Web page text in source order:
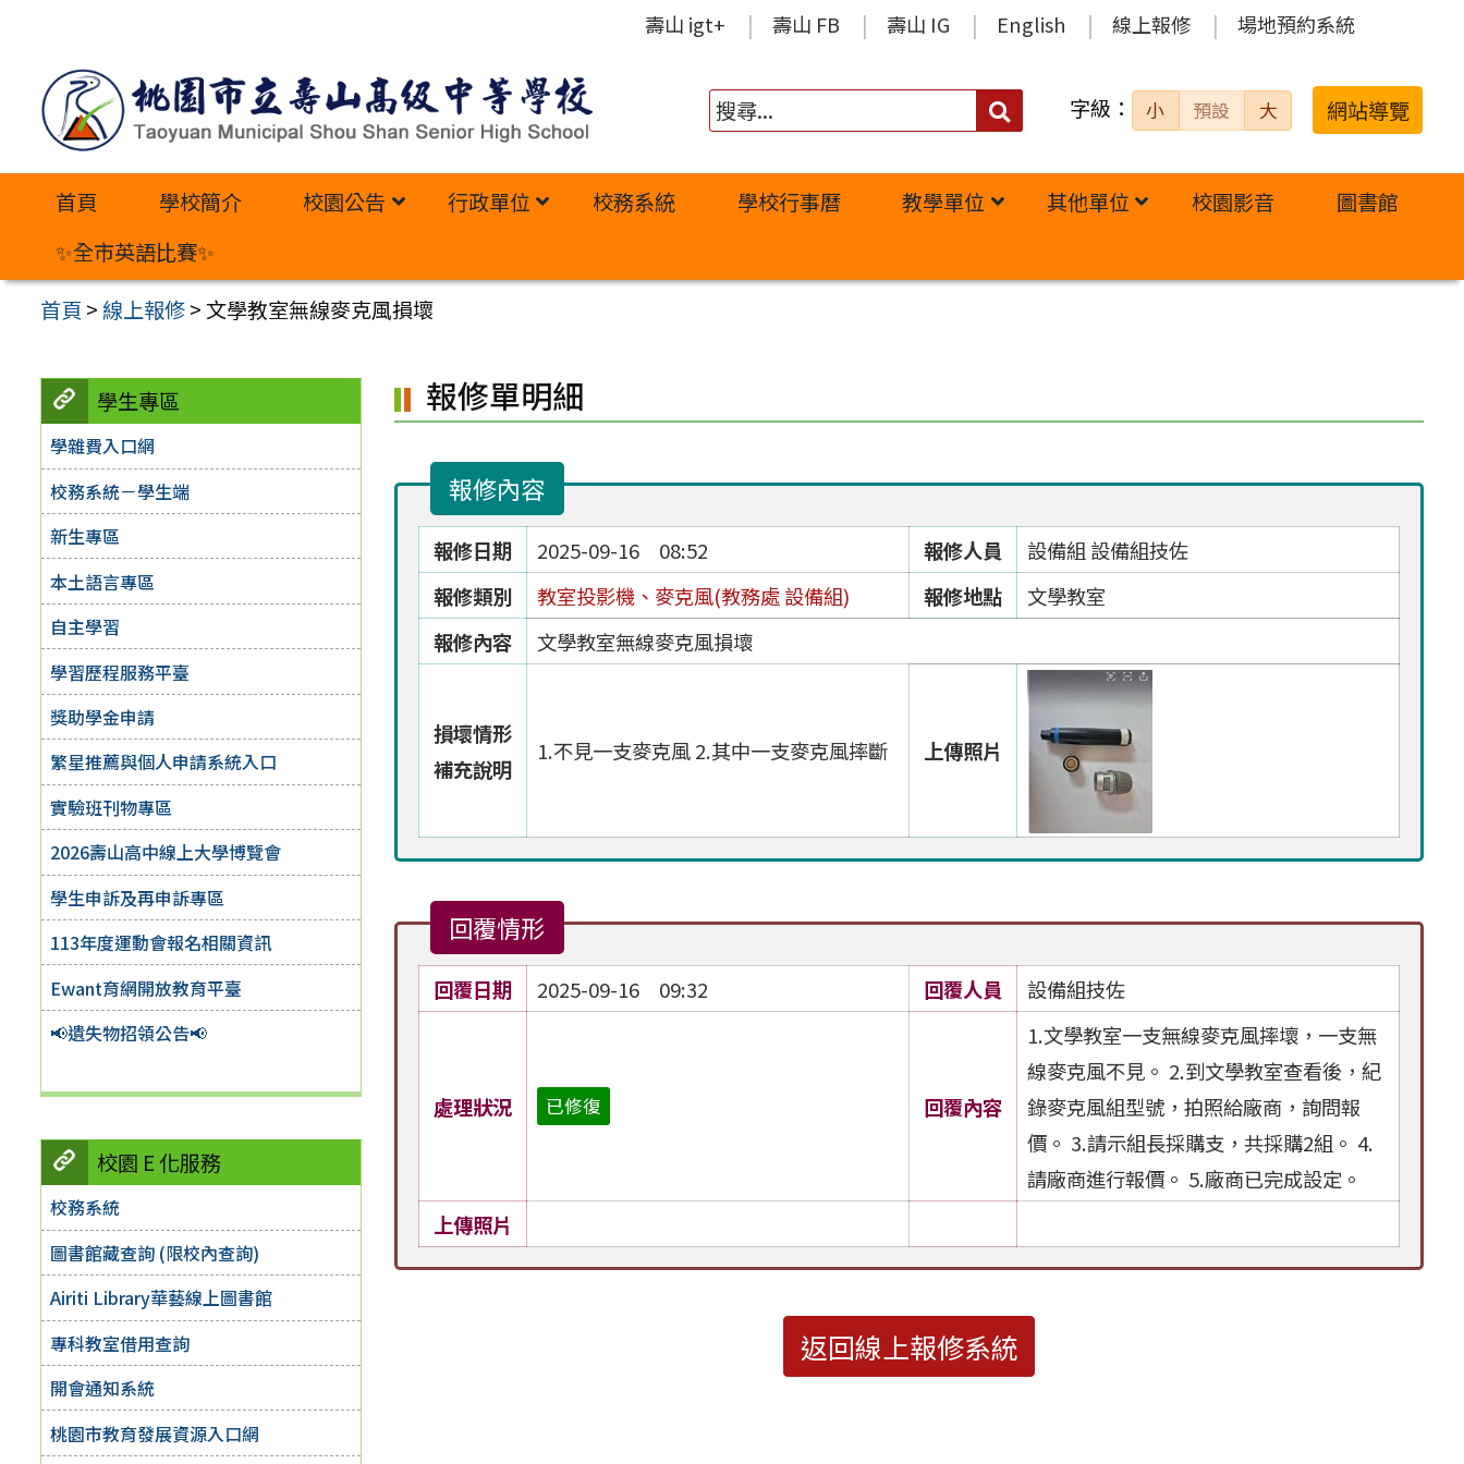
內
壽山 igt+ 壽山 FB 壽山 IG English 線上報修 場地預約系統
搜
字級： 小 預設 大 網站導覽
首頁 學校簡介 校園公告 行政單位 校務系統 學校行事曆 教學單位 其他單位 校園影音
圖書館
✨全市英語比賽✨
首頁 >線上報修> 文學教室無線麥克風損壞
學生專區
學雜費入口網
校務系統－學生端
新生專區
本土語言專區
自主學習
學習歷程服務平臺
獎助學金申請
繁星推薦與個人申請系統入口
實驗班刊物專區
2026壽山高中線上大學博覽會
學生申訴及再申訴專區
113年度運動會報名相關資訊
Ewant育網開放教育平臺
📢遺失物招領公告📢
校園 E 化服務
校務系統
圖書館藏查詢 (限校內查詢)
Airiti Library華藝線上圖書館
專科教室借用查詢
開會通知系統
桃園市教育發展資源入口網
報修單明細
報修內容
報修日期 2025-09-16 08:52 報修人員
設備組 設備組技佐
報修類別
教室投影機、麥克風(教務處 設備組) 報修地點
文學教室
報修內容
文學教室無線麥克風損壞
損壞情形
補充說明
1.不見一支麥克風 2.其中一支麥克風摔斷 上傳照片
回覆情形
回覆日期 2025-09-16 09:32 回覆人員 設備組技佐
處理狀況 已修復 回覆內容
1.文學教室一支無線麥克風摔壞，一支無
線麥克風不見。 2.到文學教室查看後，紀
錄麥克風組型號，拍照給廠商，詢問報
價。 3.請示組長採購支，共採購2組。 4.
請廠商進行報價。 5.廠商已完成設定。
上傳照片
返回線上報修系統